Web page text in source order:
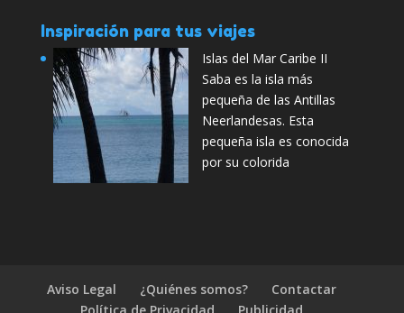
Inspiración para tus viajes
Islas del Mar Caribe II
Saba es la isla más
pequeña de las Antillas
Neerlandesas. Esta
pequeña isla es conocida
por su colorida
Aviso Legal ¿Quiénes somos?
Contactar